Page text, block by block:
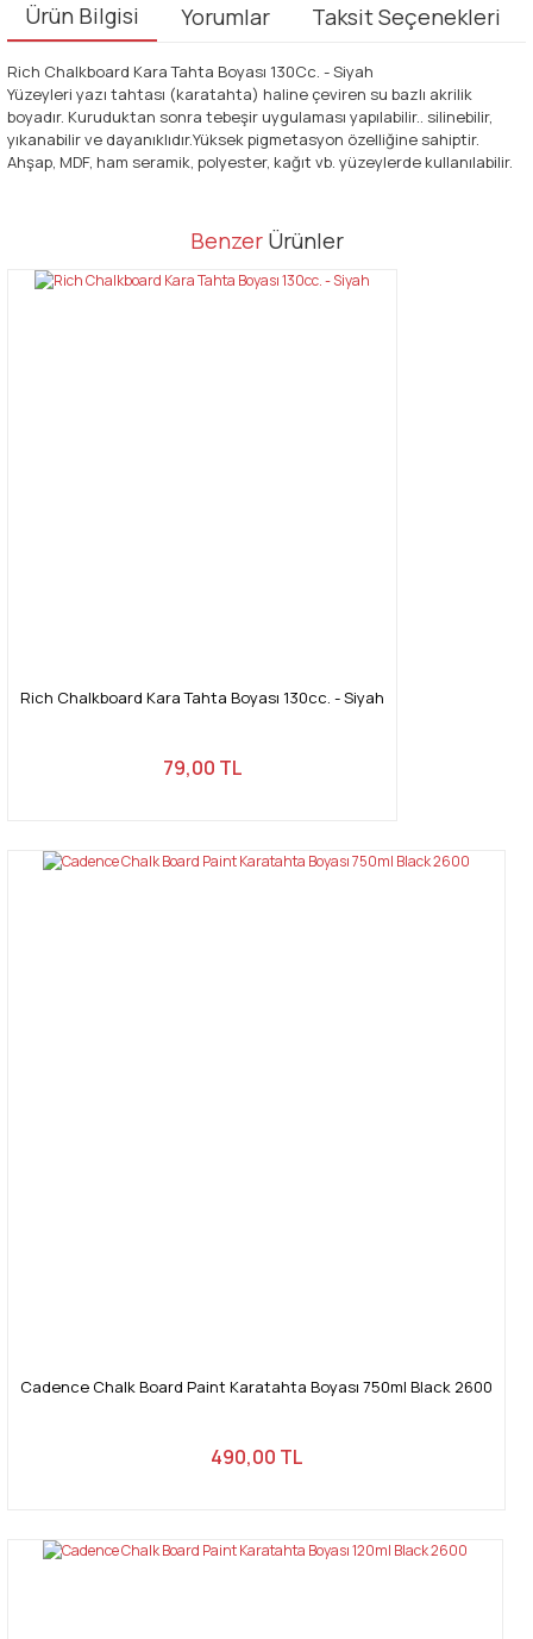
Ürün Bilgisi Yorumlar Taksit Seçenekleri
Rich Chalkboard Kara Tahta Boyası 130Cc. - Siyah
Yüzeyleri yazı tahtası (karatahta) haline çeviren su bazlı akrilik
boyadır. Kuruduktan sonra tebeşir uygulaması yapılabilir.. silinebilir,
yıkanabilir ve dayanıklıdır.Yüksek pigmetasyon özelliğine sahiptir.
Ahşap, MDF, ham seramik, polyester, kağıt vb. yüzeylerde kullanılabilir.
Bu ürüne ilk yorumu siz yapın!
Bu ürünün fiyat bilgisi, resim, ürün açıklamalarında ve diğer
tarafımıza iletebilirsiniz.
Benzer Ürünler
Rich Chalkboard Kara Tahta Boyası 130cc. - Siyah
79,00 TL
Cadence Chalk Board Paint Karatahta Boyası 750ml Black 2600
490,00 TL